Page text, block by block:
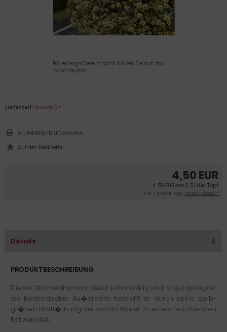
Für eine größere Ansicht klicken Sie auf das
Vorschaubild
4,50 EUR
4,50 EUR pro 0,5 Liter Topf
inkl. 7 % MwSt. zzgl.Versandkosten
Lieferzeit: nur vor Ort
Artikeldatenblatt drucken
Details
PRODUKTBESCHREIBUNG
Dieser Zitronenthymian bleibt sehr niedrig und ist gut geeignet
als Bodendecker. Au�erdem besticht er durch seine gelb-
gr�nen Blattf�rbung die sich im Winter zu einem leuchtenden
Rot wandelt.